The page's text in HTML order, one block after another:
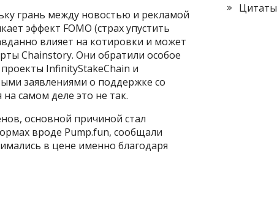
грань между новостью и рекламой
эффект FOMO (страх упустить
влияет на котировки и может
Chainstory. Они обратили особое
InfinityStakeChain и
заявлениями о поддержке со
самом деле это не так.
основной причиной стал
вроде Pump.fun, сообщали
в цене именно благодаря
Цитаты